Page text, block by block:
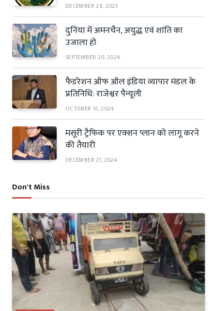
DECEMBER 28, 2025
दुनिया में अमनचैन, अयुद्ध एवं शांति का
उजाला हो
SEPTEMBER 20, 2024
फैडरेशन ऑफ ऑल इंडिया व्यापार मंडल के
प्रतिनिधि: राजेश्वर पैन्यूली
OCTOBER 16, 2024
मसूरी ट्रैफिक पर एक्शन प्लान को लागू करने
की तैयारी
DECEMBER 21, 2024
Don't Miss